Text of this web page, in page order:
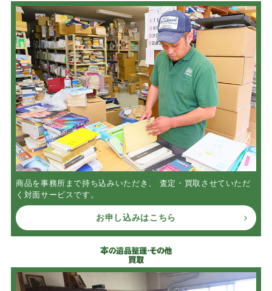
商品を事務所まで持ち込みいただき、 査定・買取させていただ
く対面サービスです。
お申し込みはこちら